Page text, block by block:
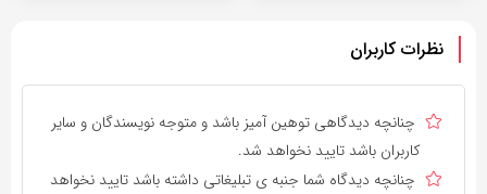
نظرات کاربران
چنانچه دیدگاهی توهین آمیز باشد و متوجه نویسندگان و سایر
کاربران باشد تایید نخواهد شد.
چنانچه دیدگاه شما جنبه ی تبلیغاتی داشته باشد تایید نخواهد